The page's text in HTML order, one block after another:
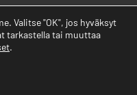
Valitse "OK", jos hyväksyt
tarkastella tai muuttaa
.